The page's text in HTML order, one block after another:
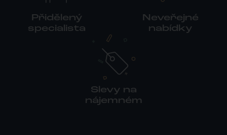
Přidělený
specialista
Neveřejné
nabídky
Slevy na
nájemném